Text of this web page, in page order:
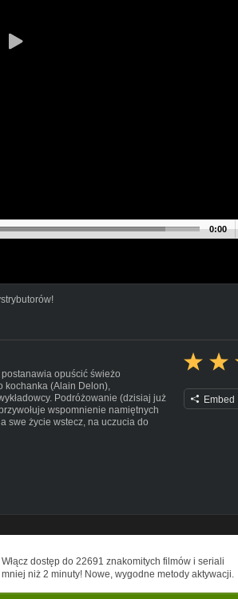
0:00
opuścić świeżo
kochanka (Alain Delon),
Podróżowanie (dzisiaj już
wspomnienie namiętnych
swe życie wstecz, na uczucia do
namiętność.
Embed
Włącz dostęp do 22691 znakomitych filmów i seriali
mniej niż 2 minuty! Nowe, wygodne metody aktywacji.